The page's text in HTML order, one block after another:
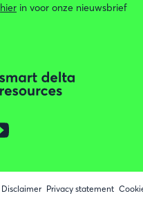
hier in voor onze nieuwsbrief
Disclaimer Privacy statement